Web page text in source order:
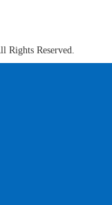
Reserved.